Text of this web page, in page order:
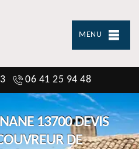
MENU
06 41 25 94 48
13700 DEVIS
DE